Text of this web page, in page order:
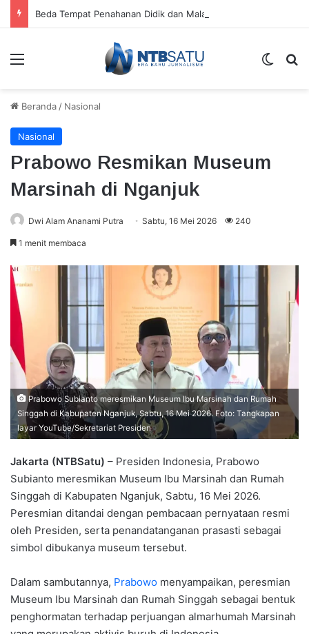
Menu
Beranda / Nasional
Nasional
Prabowo Resmikan Museum
Marsinah di Nganjuk
Dwi Alam Ananami Putra Sabtu, 16 Mei 2026 240
1 menit membaca
Prabowo Subianto meresmikan Museum Ibu Marsinah dan Rumah
Singgah di Kabupaten Nganjuk, Sabtu, 16 Mei 2026. Foto: Tangkapan
layar YouTube/Sekretariat Presiden
Jakarta (NTBSatu) – Presiden Indonesia, Prabowo
Subianto meresmikan Museum Ibu Marsinah dan Rumah
Singgah di Kabupaten Nganjuk, Sabtu, 16 Mei 2026.
Peresmian ditandai dengan pembacaan pernyataan resmi
oleh Presiden, serta penandatanganan prasasti sebagai
simbol dibukanya museum tersebut.
Dalam sambutannya, Prabowo menyampaikan, peresmian
Museum Ibu Marsinah dan Rumah Singgah sebagai bentuk
penghormatan terhadap perjuangan almarhumah Marsinah